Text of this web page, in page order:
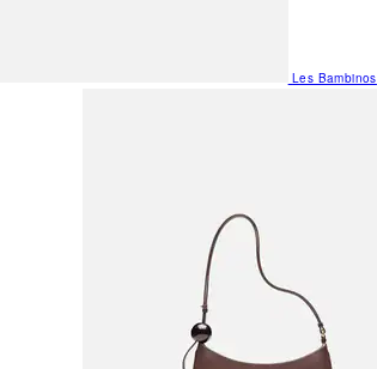
Les Bambinos